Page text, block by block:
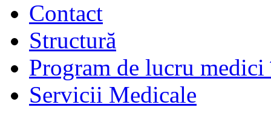
Contact
Structură
Program de lucru
Servicii Medicale